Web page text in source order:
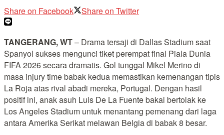
Share on Facebook Share on Twitter
TANGERANG, WT– Drama tersaji di Dallas Stadium saat
Spanyol sukses mengunci tiket perempat final Piala Dunia
FIFA 2026 secara dramatis. Gol tunggal Mikel Merino di
masa injury time babak kedua memastikan kemenangan tipis
La Roja atas rival abadi mereka, Portugal. Dengan hasil
positif ini, anak asuh Luis De La Fuente bakal bertolak ke
Los Angeles Stadium untuk menantang pemenang dari laga
antara Amerika Serikat melawan Belgia di babak 8 besar.